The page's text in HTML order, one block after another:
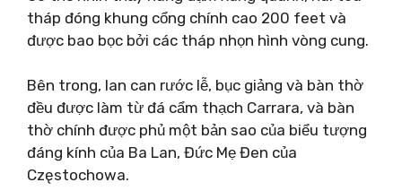
tháp đóng khung cổng chính cao 200 feet và
được bao bọc bởi các tháp nhọn hình vòng cung.
Bên trong, lan can rước lễ, bục giảng và bàn thờ
đều được làm từ đá cẩm thạch Carrara, và bàn
thờ chính được phủ một bản sao của biểu tượng
đáng kính của Ba Lan, Đức Mẹ Đen của
Częstochowa.